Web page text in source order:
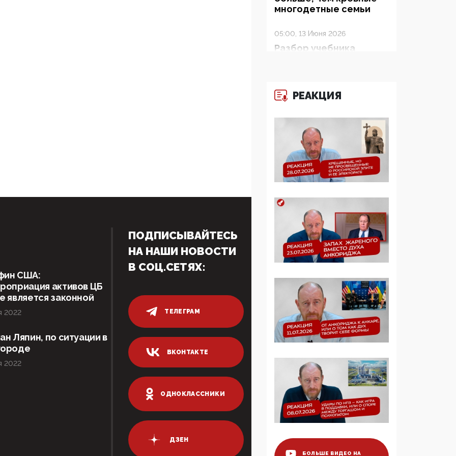
многодетные семьи
05:00, 13 Июня 2026
Разбор учебника
традиционные
ценности и немного
11:53, 09 Июня 2026
Прокуратура наконец
увидела
экстремистскую
деятельность ИИТО
цифроглобалисты
продолжают
определять повестку в
образовании
09:43, 01 Июня 2026
5G за счет здоровья
граждан: Минцифры
намерено отобрать у
регионов и
муниципалитетов право
защищать жилые дома
и социальные объекты
05:58, 26 Мая 2026
Роскомнадзор
освободили от борца с
деструктивным и
опасным контентом
07:39, 25 Мая 2026
РЕАКЦИЯ
БОЛЬШЕ ВИДЕО НА
США:
активов ЦБ
является законной
2022
Ляпин, по ситуации в
2022
ПОДПИСЫВАЙТЕСЬ
НА НАШИ НОВОСТИ
В СОЦ.СЕТЯХ:
ТЕЛЕГРАМ
ВКОНТАКТЕ
ОДНОКЛАССНИКИ
ДЗЕН